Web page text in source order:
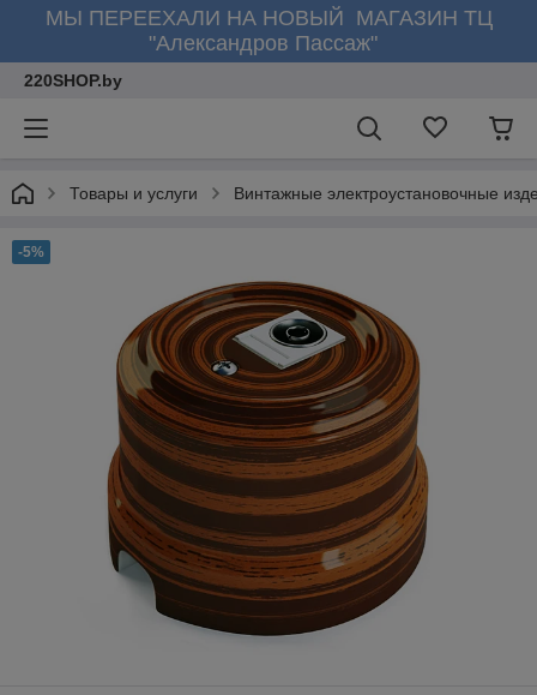
МЫ ПЕРЕЕХАЛИ НА НОВЫЙ МАГАЗИН ТЦ
"Александров Пассаж"
220SHOP.by
Товары и услуги Винтажные электроустановочные
-5%